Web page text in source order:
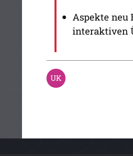
Aspekte neu
interaktiven